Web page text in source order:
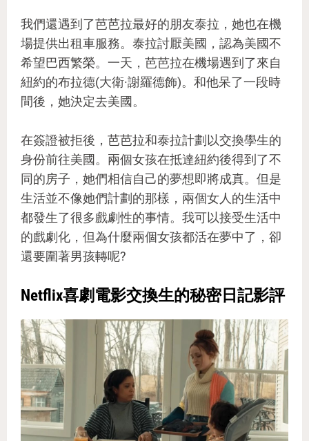
我們還遇到了芭芭拉最好的朋友泰拉，她也在機
場提供出租車服務。泰拉討厭美國，認為美國不
希望巴西繁榮。一天，芭芭拉在機場遇到了來自
紐約的布拉德(大衛·謝羅德飾)。和他呆了一段時
間後，她決定去美國。
在簽證被拒後，芭芭拉和泰拉計劃以交換學生的
身份前往美國。兩個女孩在抵達紐約後得到了不
同的房子，她們相信自己的夢想即將成真。但是
生活並不像她們計劃的那樣，兩個女人的生活中
都發生了很多戲劇性的事情。我可以接受生活中
的戲劇化，但為什麼兩個女孩都活在夢中了，卻
還要圍著男孩轉呢?
Netflix喜劇電影交換生的秘密日記影評